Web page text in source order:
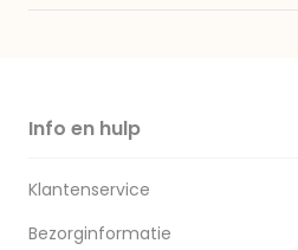
Info en hulp
Klantenservice
Bezorginformatie